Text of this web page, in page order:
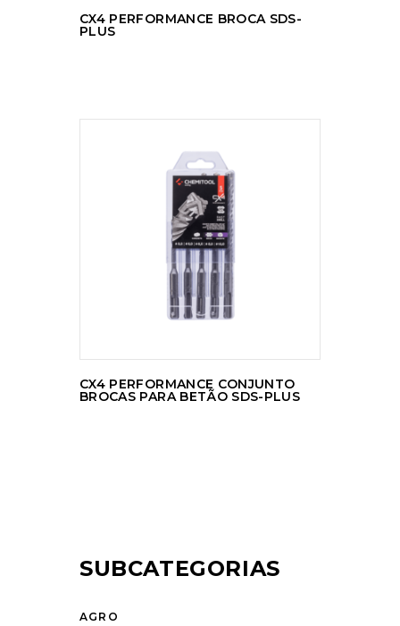
CX4 PERFORMANCE BROCA SDS-
PLUS
LER MAIS
CX4 PERFORMANCE CONJUNTO
BROCAS PARA BETÃO SDS-PLUS
SUBCATEGORIAS
AGRO